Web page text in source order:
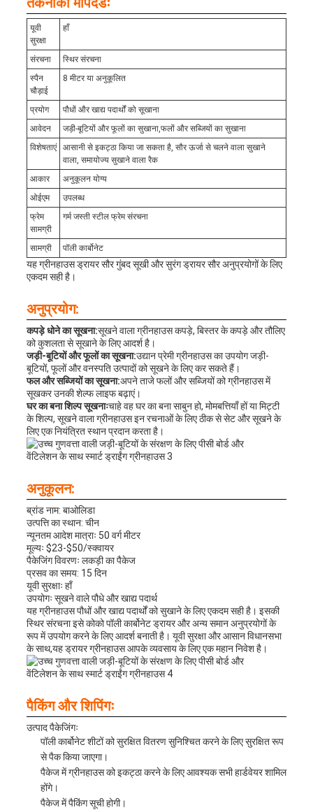
यूवी
सुरक्षा
हाँ
संरचना
स्थिर संरचना
स्पैन
चौड़ाई
8 मीटर या अनुकूलित
प्रयोग
पौधों और खाद्य पदार्थों को सूखाना
आवेदन
जड़ी-बूटियों और फूलों का सुखाना,फलों और सब्जियों का सुखाना
विशेषताएं
आसानी से इकट्ठा किया जा सकता है, सौर ऊर्जा से चलने वाला सुखाने
वाला, समायोज्य सुखाने वाला रैक
आकार
अनुकूलन योग्य
ओईएम
उपलब्ध
फ्रेम
सामग्री
गर्म जस्ती स्टील फ्रेम संरचना
सामग्री पॉली कार्बोनेट
यह ग्रीनहाउस ड्रायर सौर गुंबद सूखी और सुरंग ड्रायर सौर अनुप्रयोगों के लिए
एकदम सही है।
अनुप्रयोग:
कपड़े धोने का सूखना:सूखने वाला ग्रीनहाउस कपड़े, बिस्तर के कपड़े और तौलिए
को कुशलता से सूखाने के लिए आदर्श है।
जड़ी-बूटियों और फूलों का सूखना:उद्यान प्रेमी ग्रीनहाउस का उपयोग जड़ी-
बूटियों, फूलों और वनस्पति उत्पादों को सूखने के लिए कर सकते हैं।
फल और सब्जियों का सूखना:अपने ताजे फलों और सब्जियों को ग्रीनहाउस में
सूखकर उनकी शेल्फ लाइफ बढ़ाएं।
घर का बना शिल्प सूखनाःचाहे वह घर का बना साबुन हो, मोमबत्तियाँ हों या मिट्टी
के शिल्प, सूखने वाला ग्रीनहाउस इन रचनाओं के लिए ठीक से सेट और सूखने के
लिए एक नियंत्रित स्थान प्रदान करता है।
अनुकूलन:
ब्रांड नाम: बाओलिडा
उत्पत्ति का स्थान: चीन
न्यूनतम आदेश मात्राः 50 वर्ग मीटर
मूल्यः $23-$50/स्क्वायर
पैकेजिंग विवरणः लकड़ी का पैकेज
प्रसव का समय: 15 दिन
यूवी सुरक्षाः हाँ
उपयोगः सूखने वाले पौधे और खाद्य पदार्थ
यह ग्रीनहाउस पौधों और खाद्य पदार्थों को सुखाने के लिए एकदम सही है। इसकी
स्थिर संरचना इसे कोको पॉली कार्बोनेट ड्रायर और अन्य समान अनुप्रयोगों के
रूप में उपयोग करने के लिए आदर्श बनाती है। यूवी सुरक्षा और आसान विधानसभा
के साथ,यह ड्रायर ग्रीनहाउस आपके व्यवसाय के लिए एक महान निवेश है।
पैकिंग और शिपिंगः
उत्पाद पैकेजिंगः
पॉली कार्बोनेट शीटों को सुरक्षित वितरण सुनिश्चित करने के लिए सुरक्षित रूप
से पैक किया जाएगा।
पैकेज में ग्रीनहाउस को इकट्ठा करने के लिए आवश्यक सभी हार्डवेयर शामिल
होंगे।
पैकेज में पैकिंग सूची होगी।